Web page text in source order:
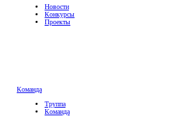
Новости
Конкурсы
Проекты
Команда
Труппа
Команда